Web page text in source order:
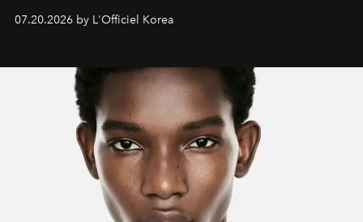
07.20.2026 by L'Officiel Korea